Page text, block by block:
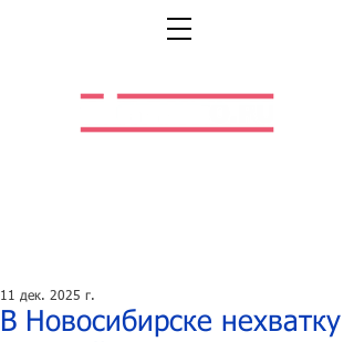
В Новосибирске нехватку
11 дек. 2025 г.